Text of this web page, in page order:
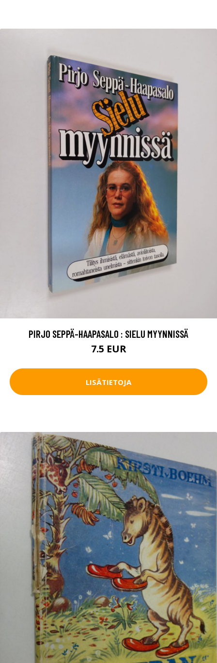
PIRJO SEPPÄ-HAAPASALO : SIELU MYYNNISSÄ
7.5 EUR
LISÄTIETOJA